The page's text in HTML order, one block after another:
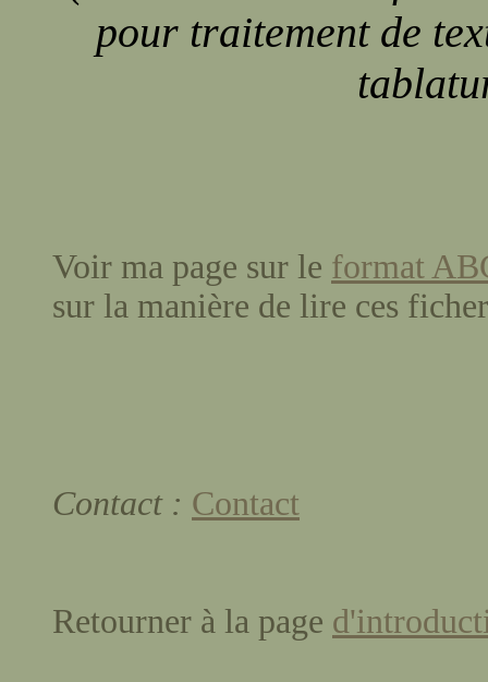
pour traitement de
Voir ma page sur le format
sur la manière de lire ces
Contact : Contact
Retourner à la page